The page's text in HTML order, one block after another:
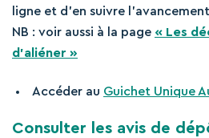
ligne et d’en suivre
NB : voir aussi à la page « Les
d’aliéner »
Accéder au Guichet Unique
Consulter les avis de